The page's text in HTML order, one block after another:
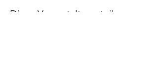
Diese Veranstaltung teilen